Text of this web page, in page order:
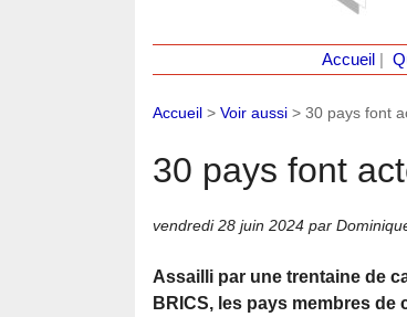
Accueil
Accueil > Voir aussi > 30 pays font
30 pays font
vendredi 28 juin 2024 par
Assailli par une trentaine de
BRICS, les pays membres